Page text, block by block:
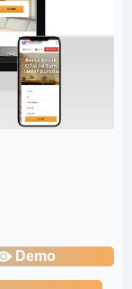
Demo